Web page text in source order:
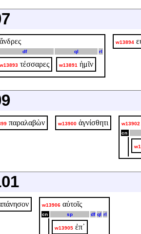
ἄνδρες
df ql rl
w13893 τέσσαρες w13891 ἡμῖν
w13894
παραλαβὼν w13900 ἁγνίσθητι
w13902
cn
w13906 αὐτοῖς
cn sp df ql rl
w13905 ἐπ᾽